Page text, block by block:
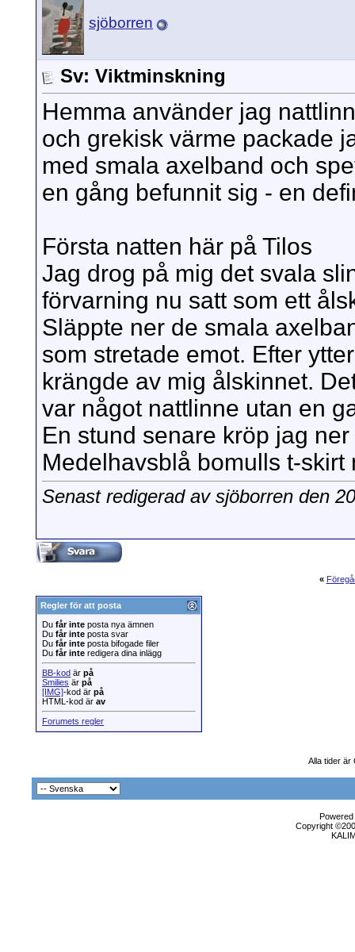
sjöborren
Sv: Viktminskning
Hemma använder jag
och grekisk värme packade
med smala axelband och
en gång befunnit sig - en
Första natten här på Tilos
Jag drog på mig det svala
förvarning nu satt som ett
Släppte ner de smala
som stretade emot. Efter
krängde av mig ålskinnet.
var något nattlinne utan en
En stund senare kröp jag
Medelhavsblå bomulls t-skirt
Senast redigerad av sjöborren den
«
Regler för att posta
Du får inte posta nya ämnen
Du får inte posta svar
Du får inte posta bifogade filer
Du får inte redigera dina inlägg
BB-kod är på
Smilies är på
[IMG]-kod är på
HTML-kod är av
Forumets regler
Alla tider är
Copyright